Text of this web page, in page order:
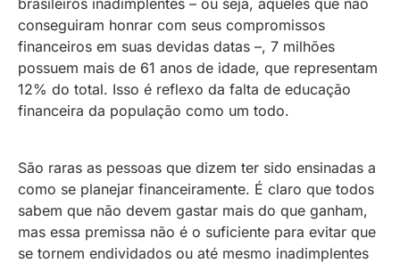
brasileiros inadimplentes – ou seja, aqueles que não
conseguiram honrar com seus compromissos
financeiros em suas devidas datas –, 7 milhões
possuem mais de 61 anos de idade, que representam
12% do total. Isso é reflexo da falta de educação
financeira da população como um todo.
São raras as pessoas que dizem ter sido ensinadas a
como se planejar financeiramente. É claro que todos
sabem que não devem gastar mais do que ganham,
mas essa premissa não é o suficiente para evitar que
se tornem endividados ou até mesmo inadimplentes